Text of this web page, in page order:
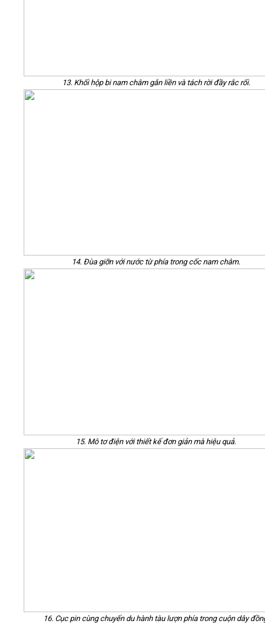
13. Khối hộp bi nam châm gắn liền và tách rời đầy rắc rối.
14. Đùa giỡn với nước từ phía trong cốc nam châm.
15. Mô tơ điện với thiết kế đơn giản mà hiệu quả.
16. Cục pin cùng chuyến du hành tàu lượn phía trong cuộn dây